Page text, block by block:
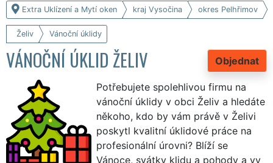
Extra Uklízení a Mytí oken kraj Vysočina okres Pelhřimov
Želiv Vánoční úklidy
Objednat
VÁNOČNÍ ÚKLID ŽELIV
Potřebujete spolehlivou firmu na
vánoční úklidy v obci Želiv a hledáte
někoho, kdo by vám právě v Želivi
poskytl kvalitní úklidové práce na
profesionální úrovni? Blíží se
Vánoce, svátky klidu a pohody a vy